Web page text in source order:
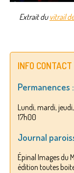
Extrait du vitrail
INFO CONTACT
Permanences :
Lundi, mardi,
17h00
Journal
Épinal Images du
édition toutes